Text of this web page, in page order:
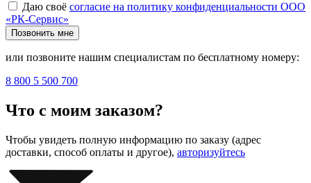
Даю своё согласие на политику конфиденциальности ООО
«РК-Сервис»
Позвонить мне
или позвоните нашим специалистам по бесплатному номеру:
8 800 5 500 700
Что с моим заказом?
Чтобы увидеть полную информацию по заказу (адрес
доставки, способ оплаты и другое), авторизуйтесь